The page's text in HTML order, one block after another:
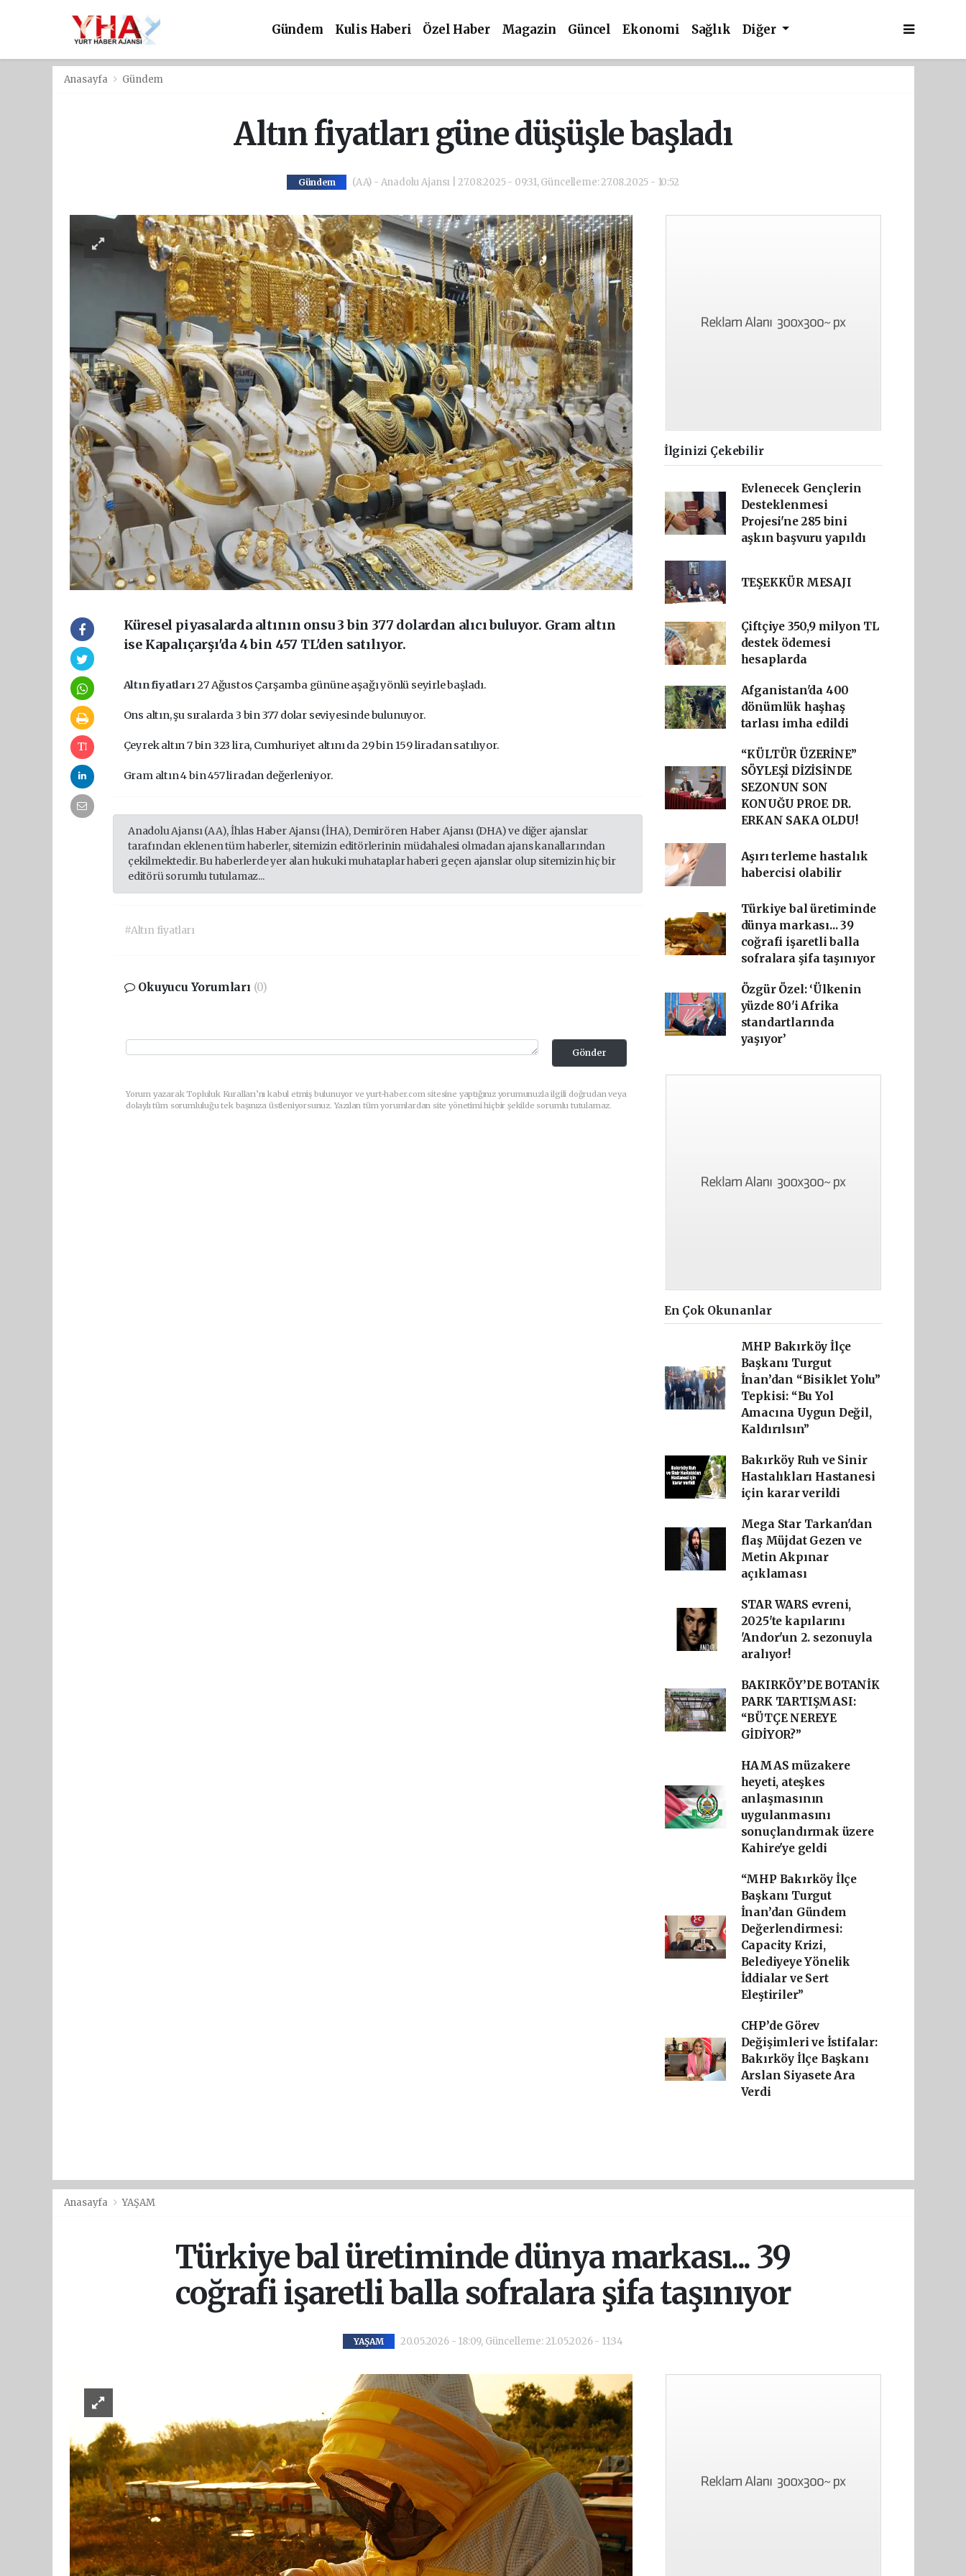
Gündem Kulis Haberi Özel Haber Magazin Güncel Ekonomi Sağlık Diğer
Anasayfa Gündem
Altın fiyatları güne düşüşle başladı
Gündem (AA) - Anadolu Ajansı | 27.08.2025 - 09:31, Güncelleme: 27.08.2025 - 10:52
Küresel piyasalarda altının onsu 3 bin 377 dolardan alıcı buluyor. Gram altın
ise Kapalıçarşı'da 4 bin 457 TL'den satılıyor.
Altın fiyatları27 Ağustos Çarşamba gününe aşağı yönlü seyirle başladı.
Ons altın, şu sıralarda 3 bin 377 dolar seviyesinde bulunuyor.
Çeyrek altın 7 bin 323 lira, Cumhuriyet altını da 29 bin 159 liradan satılıyor.
Gram altın 4 bin 457 liradan değerleniyor.
Anadolu Ajansı (AA), İhlas Haber Ajansı (İHA), Demirören Haber Ajansı (DHA) ve diğer ajanslar
tarafından eklenen tüm haberler, sitemizin editörlerinin müdahalesi olmadan ajans kanallarından
çekilmektedir. Bu haberlerde yer alan hukuki muhataplar haberi geçen ajanslar olup sitemizin hiç bir
editörü sorumlu tutulamaz...
#Altın fiyatları
Okuyucu Yorumları (0)
Gönder
Yorum yazarak Topluluk Kuralları’nı kabul etmiş bulunuyor ve yurt-haber.com sitesine yaptığınız yorumunuzla ilgili doğrudan veya
dolaylı tüm sorumluluğu tek başınıza üstleniyorsunuz. Yazılan tüm yorumlardan site yönetimi hiçbir şekilde sorumlu tutulamaz.
İlginizi Çekebilir
Evlenecek Gençlerin
Desteklenmesi
Projesi'ne 285 bini
aşkın başvuru yapıldı
TEŞEKKÜR MESAJI
Çiftçiye 350,9 milyon TL
destek ödemesi
hesaplarda
Afganistan'da 400
dönümlük haşhaş
tarlası imha edildi
“KÜLTÜR ÜZERİNE”
SÖYLEŞİ DİZİSİNDE
SEZONUN SON
KONUĞU PROF. DR.
ERKAN SAKA OLDU!
Aşırı terleme hastalık
habercisi olabilir
Türkiye bal üretiminde
dünya markası... 39
coğrafi işaretli balla
sofralara şifa taşınıyor
Özgür Özel: ‘Ülkenin
yüzde 80'i Afrika
standartlarında
yaşıyor’
En Çok Okunanlar
MHP Bakırköy İlçe
Başkanı Turgut
İnan’dan “Bisiklet Yolu”
Tepkisi: “Bu Yol
Amacına Uygun Değil,
Kaldırılsın”
Bakırköy Ruh ve Sinir
Hastalıkları Hastanesi
için karar verildi
Mega Star Tarkan'dan
flaş Müjdat Gezen ve
Metin Akpınar
açıklaması
STAR WARS evreni,
2025'te kapılarını
'Andor'un 2. sezonuyla
aralıyor!
BAKIRKÖY’DE BOTANİK
PARK TARTIŞMASI:
“BÜTÇE NEREYE
GİDİYOR?”
HAMAS müzakere
heyeti, ateşkes
anlaşmasının
uygulanmasını
sonuçlandırmak üzere
Kahire'ye geldi
“MHP Bakırköy İlçe
Başkanı Turgut
İnan’dan Gündem
Değerlendirmesi:
Capacity Krizi,
Belediyeye Yönelik
İddialar ve Sert
Eleştiriler”
CHP’de Görev
Değişimleri ve İstifalar:
Bakırköy İlçe Başkanı
Arslan Siyasete Ara
Verdi
Anasayfa YAŞAM
Türkiye bal üretiminde dünya markası... 39
coğrafi işaretli balla sofralara şifa taşınıyor
YAŞAM 20.05.2026 - 18:09, Güncelleme: 21.05.2026 - 11:34